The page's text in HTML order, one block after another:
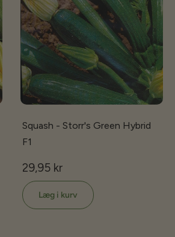
Squash - Storr's Green Hybrid
F1
29,95 kr
Læg i kurv